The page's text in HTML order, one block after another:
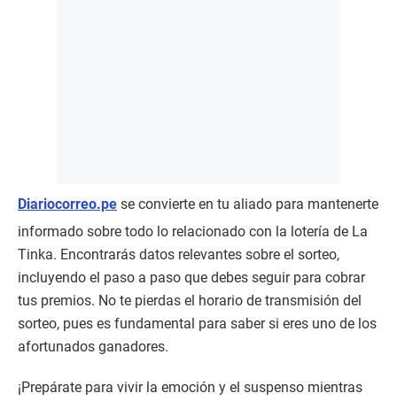
Diariocorreo.pe se convierte en tu aliado para mantenerte
informado sobre todo lo relacionado con la lotería de La
Tinka. Encontrarás datos relevantes sobre el sorteo,
incluyendo el paso a paso que debes seguir para cobrar
tus premios. No te pierdas el horario de transmisión del
sorteo, pues es fundamental para saber si eres uno de los
afortunados ganadores.
¡Prepárate para vivir la emoción y el suspenso mientras